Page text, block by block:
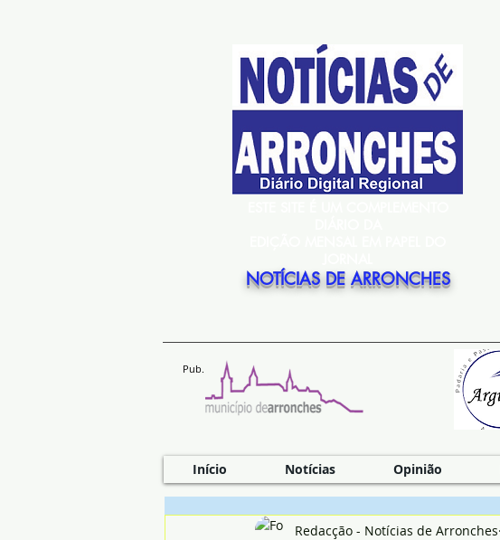
NOTÍCIAS DE ARRONCHES
Pub.
Início Notícias Opinião
Redacção - Notícias de Arronches